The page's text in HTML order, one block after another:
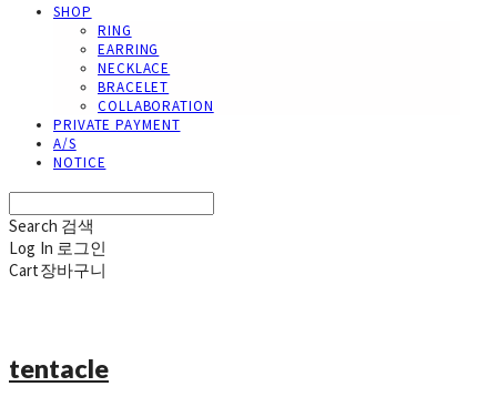
SHOP
RING
EARRING
NECKLACE
BRACELET
COLLABORATION
PRIVATE PAYMENT
A/S
NOTICE
Search 검색
Log In 로그인
Cart장바구니
tentacle